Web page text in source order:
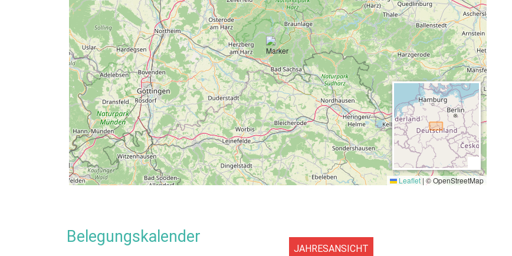
Umgebung
Entfernungen: Hallenbad (3,0 km),Freibad (5,0 km),See (5,0 km), Skilift (3,0 km), Loipe (3,0 km), Bahnhof
(3,0 km)
Dieses Ferienhaus befindet sich in Bad Sachsa, einer der beliebtesten Orte des Harzes. Der Ort befindet sich
rund 50 Kilometer von Göttingen entfernt im Landkreis Göttingen. Da der Ort als staatlicher Kurort anerkannt
ist, wird sich ein Urlaub hier auch positiv auf die Gesundheit auswirken. Durch die Lage, ist ein angenehmer
und erholsamer Urlaub fast schon garantiert.
Preise Gruppenhaus bis 20 Personen im Südharz
Vergleichspreise (unverbindlich):
Das Gruppenhaus bis 20 Personen im Südharz kann auch von Einzelgästen gebucht werden.
Leaflet | © OpenStreetMap
Belegungskalender
JAHRESANSICHT